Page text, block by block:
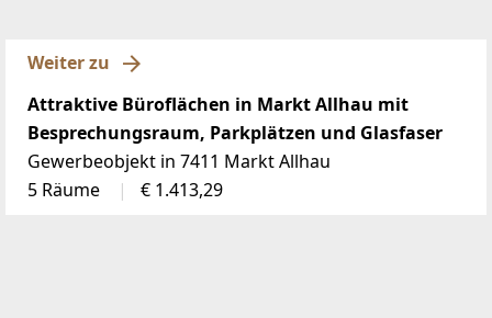
Weiter zu
Attraktive Büroflächen in Markt Allhau mit
Besprechungsraum, Parkplätzen und Glasfaser
Gewerbeobjekt in 7411 Markt Allhau
5 Räume
€ 1.413,29